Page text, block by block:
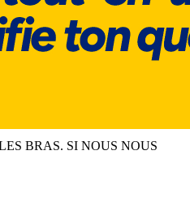
BRAS. SI NOUS NOUS